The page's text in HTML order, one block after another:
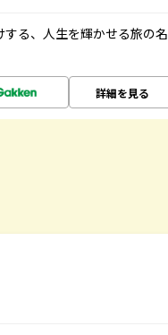
る、人生を輝かせる旅の名
詳細を見る